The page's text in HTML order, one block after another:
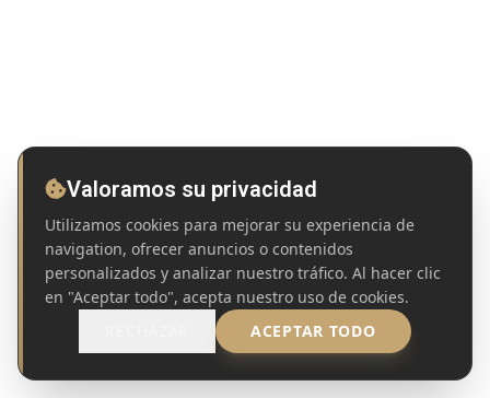
Valoramos su privacidad
Utilizamos cookies para mejorar su experiencia de
navigation, ofrecer anuncios o contenidos
personalizados y analizar nuestro tráfico. Al hacer clic
en "Aceptar todo", acepta nuestro uso de cookies.
ACEPTAR TODO